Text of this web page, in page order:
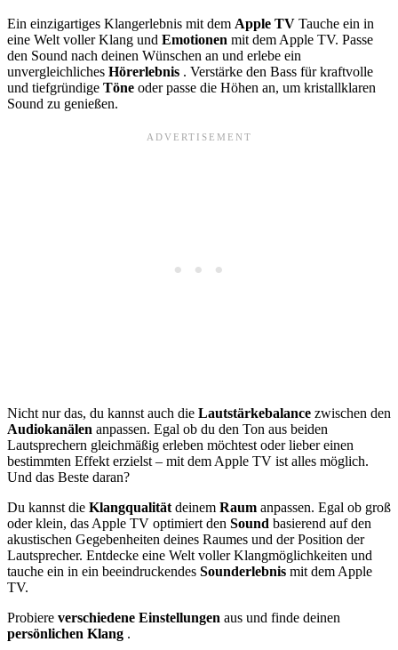
Ein einzigartiges Klangerlebnis mit dem Apple TV Tauche ein in
eine Welt voller Klang und Emotionen mit dem Apple TV. Passe
den Sound nach deinen Wünschen an und erlebe ein
unvergleichliches Hörerlebnis . Verstärke den Bass für kraftvolle
und tiefgründige Töne oder passe die Höhen an, um kristallklaren
Sound zu genießen.
Nicht nur das, du kannst auch die Lautstärkebalance zwischen den
Audiokanälen anpassen. Egal ob du den Ton aus beiden
Lautsprechern gleichmäßig erleben möchtest oder lieber einen
bestimmten Effekt erzielst – mit dem Apple TV ist alles möglich.
Und das Beste daran?
Du kannst die Klangqualität deinem Raum anpassen. Egal ob groß
oder klein, das Apple TV optimiert den Sound basierend auf den
akustischen Gegebenheiten deines Raumes und der Position der
Lautsprecher. Entdecke eine Welt voller Klangmöglichkeiten und
tauche ein in ein beeindruckendes Sounderlebnis mit dem Apple
TV.
Probiere verschiedene Einstellungen aus und finde deinen
persönlichen Klang .